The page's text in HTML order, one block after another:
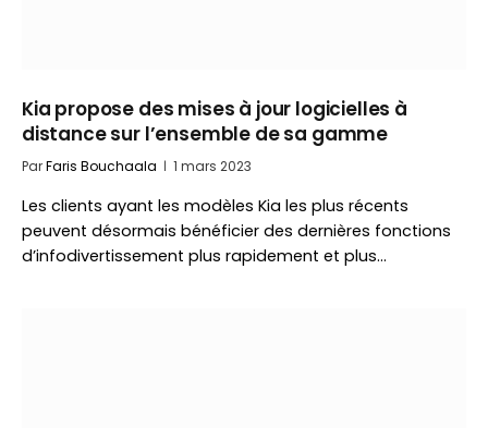
Kia propose des mises à jour logicielles à
distance sur l’ensemble de sa gamme
ParFaris Bouchaala 1 mars 2023
Les clients ayant les modèles Kia les plus récents
peuvent désormais bénéficier des dernières fonctions
d’infodivertissement plus rapidement et plus…